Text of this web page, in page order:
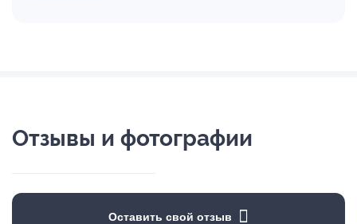
Отзывы и фотографии
Оставить свой отзыв